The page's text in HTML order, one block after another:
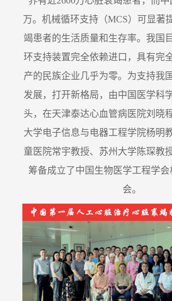
万。机械循环支持（MCS）可显著
竭患者的生活质量和生存率。我国
环支持装置完全依赖进口，具有完
产的民族企业几乎为零。为支持我
发展，打开新格局，由中国医学科
头，在天津泰达心血管病医院刘晓
大学电子信息与电器工程学院杨明
童医院常宇教授、苏州大学陈琛教
筹备成立了中国生物医学工程学
会。